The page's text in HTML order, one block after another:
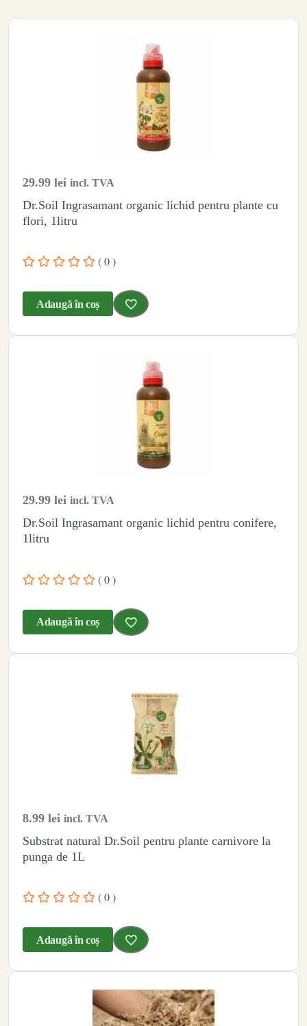
29.99 lei incl. TVA
Dr.Soil Ingrasamant organic lichid pentru plante cu
flori, 1litru
( 0 )
Adaugă în coș
29.99 lei incl. TVA
Dr.Soil Ingrasamant organic lichid pentru conifere,
1litru
( 0 )
Adaugă în coș
8.99 lei incl. TVA
Substrat natural Dr.Soil pentru plante carnivore la
punga de 1L
( 0 )
Adaugă în coș